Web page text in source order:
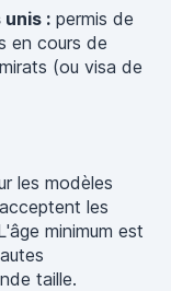
: permis de
en cours de
(ou visa de
les modèles
les
minimum est
taille.